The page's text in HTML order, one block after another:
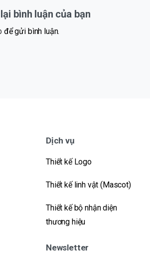
bình luận của bạn
để gửi bình luận.
Dịch vụ
Thiết kế Logo
Thiết kế linh vật (Mascot)
Thiết kế bộ nhận diện
thương hiệu
Newsletter